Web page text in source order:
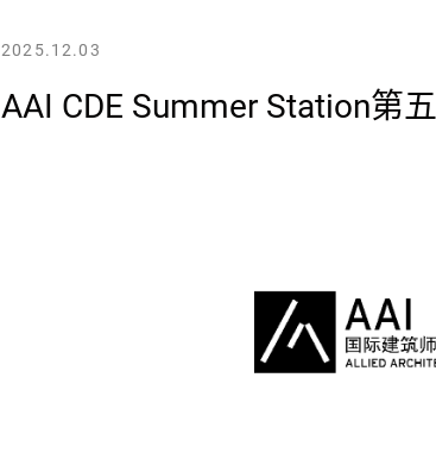
2025.12.03
AAI CDE Summer Station第